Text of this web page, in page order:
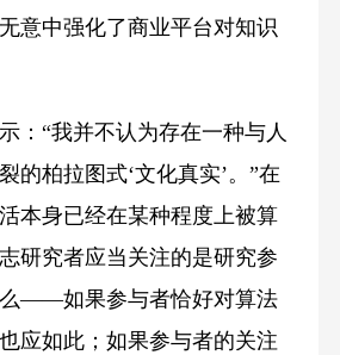
意中强化了商业平台对知识
“我并不认为存在一种与人
的柏拉图式‘文化真实’。”在
本身已经在某种程度上被算
研究者应当关注的是研究参
——如果参与者恰好对算法
应如此；如果参与者的关注